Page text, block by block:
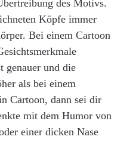
des Motivs.
Köpfe immer
Bei einem Cartoon
genauer und die
als bei einem
Cartoon, dann sei dir
mit dem Humor von
einer dicken Nase